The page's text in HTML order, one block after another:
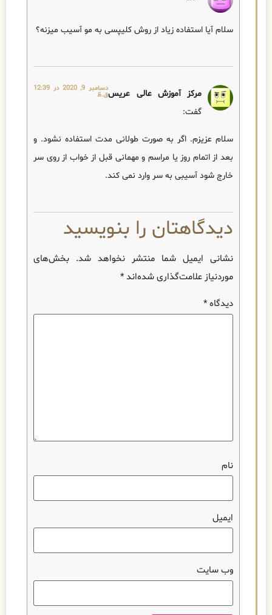
سلام آیا استفاده زیاد از روش کلیپسی به مو آسیب میزنه؟
مرکز آموزش عالی عریس
گفت:
دسامبر 9, 2020 در 12:39
ق.ظ
سلام عزیزم. اگر به صورت طولانی مدت استفاده نشود. و
بعد از اتمام روز یا مراسم و مهمانی قبل از خواب از روی سر
خارج شود آسیبی به سر وارد نمی کند.
دیدگاهتان را بنویسید
نشانی ایمیل شما منتشر نخواهد شد. بخش‌های
موردنیاز علامت‌گذاری شده‌اند*
دیدگاه*
نام
ایمیل
وب‌ سایت